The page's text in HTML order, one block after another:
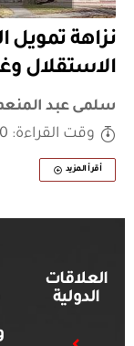
نزاهة تمويل
الاستقلال
سلمى عبد المنعم
وقت القراءة: 0 دقيقة
أقرأ المزيد
العلاقات
الدولية